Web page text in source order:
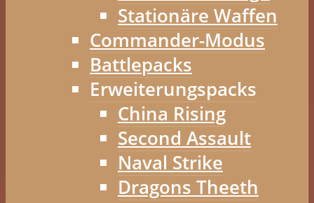
Stationäre Waffen
Commander-Modus
Battlepacks
Erweiterungspacks
China Rising
Second Assault
Naval Strike
Dragons Theeth